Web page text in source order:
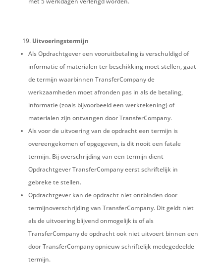
Uitvoeringstermijn
Als Opdrachtgever een vooruitbetaling is verschuldigd of
informatie of materialen ter beschikking moet stellen, gaat
de termijn waarbinnen TransferCompany de
werkzaamheden moet afronden pas in als de betaling,
informatie (zoals bijvoorbeeld een werktekening) of
materialen zijn ontvangen door TransferCompany.
Als voor de uitvoering van de opdracht een termijn is
overeengekomen of opgegeven, is dit nooit een fatale
termijn. Bij overschrijding van een termijn dient
Opdrachtgever TransferCompany eerst schriftelijk in
gebreke te stellen.
Opdrachtgever kan de opdracht niet ontbinden door
termijnoverschrijding van TransferCompany. Dit geldt niet
als de uitvoering blijvend onmogelijk is of als
TransferCompany de opdracht ook niet uitvoert binnen een
door TransferCompany opnieuw schriftelijk medegedeelde
termijn.